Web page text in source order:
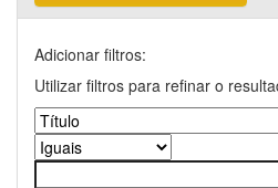
Adicionar filtros:
Utilizar filtros para refinar o